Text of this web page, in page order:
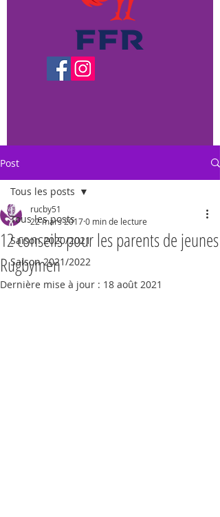
Post
Tous les posts
Saison 2020/2021
Saison 2021/2022
Tous les posts
12 conseils pour les parents de jeunes
Rugbymen
rucby51
22 mars 20170 min de lecture
Dernière mise à jour : 18 août 2021